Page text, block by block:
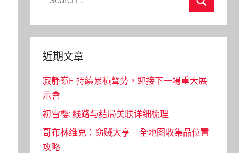
近期文章
寂靜嶺F 持續累積聲勢，迎接下一場重大展
示會
初雪樱: 线路与结局关联详细梳理
哥布林维克：窃贼大亨 – 全地图收集品位置
攻略